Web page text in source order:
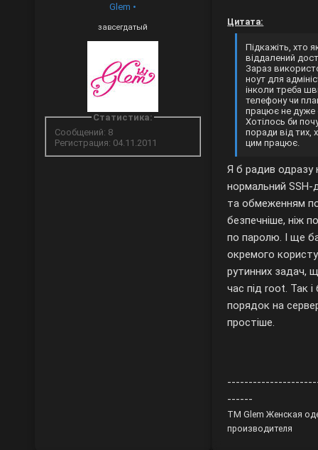
Glem •
завсегдатый
Статистика:
Сообщений: 8
Регистрация: 04.11.2011
Цитата:
Підкажіть, хто
віддалений
Зараз
ноут для
інколи треба
телефону чи
працює не дуже
Хотілось би
поради від тих,
цим працює.
Я б радив одразу
нормальний
та обмеженням
безпечніше, ніж
по паролю. І ще
окремого
рутинних задач,
час під root. Так і
порядок на
простіше.
------
ТМ Glem Женская
производителя